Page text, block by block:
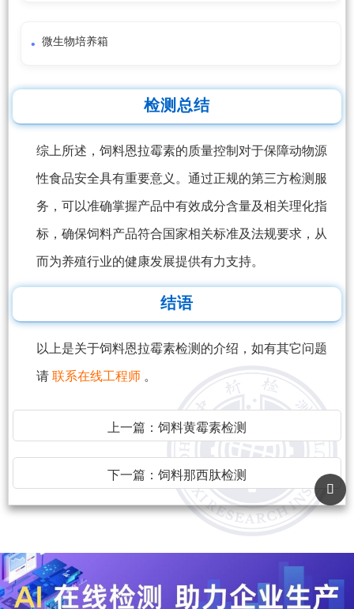
微生物培养箱
检测总结
综上所述，饲料恩拉霉素的质量控制对于保障动物源
性食品安全具有重要意义。通过正规的第三方检测服
务，可以准确掌握产品中有效成分含量及相关理化指
标，确保饲料产品符合国家相关标准及法规要求，从
而为养殖行业的健康发展提供有力支持。
结语
以上是关于饲料恩拉霉素检测的介绍，如有其它问题
请 联系在线工程师 。
上一篇： 饲料黄霉素检测
下一篇： 饲料那西肽检测